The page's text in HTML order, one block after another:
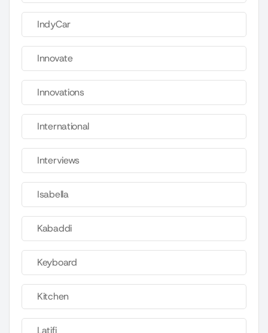
IndyCar
Innovate
Innovations
International
Interviews
Isabella
Kabaddi
Keyboard
Kitchen